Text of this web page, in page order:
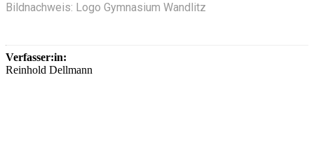
Bildnachweis: Logo Gymnasium Wandlitz
Verfasser:in:
Reinhold Dellmann